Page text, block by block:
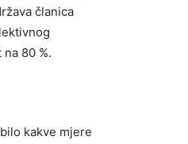
članica
80 %.
kakve mjere